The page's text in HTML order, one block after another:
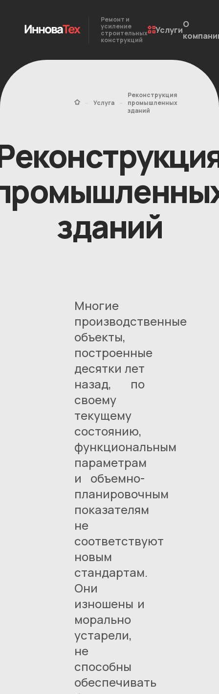
Ремонт и
усиление
строительных
конструкций
Услуги
О
Услуга
Реконструкция
промышленных
зданий
зданий
Многие
производственные
объекты,
построенные
десятки лет
назад, по
своему
текущему
состоянию,
функциональным
параметрам
и объемно-
планировочным
показателям
не
соответствуют
новым
стандартам.
Они
изношены и
морально
устарели,
не
способны
обеспечивать